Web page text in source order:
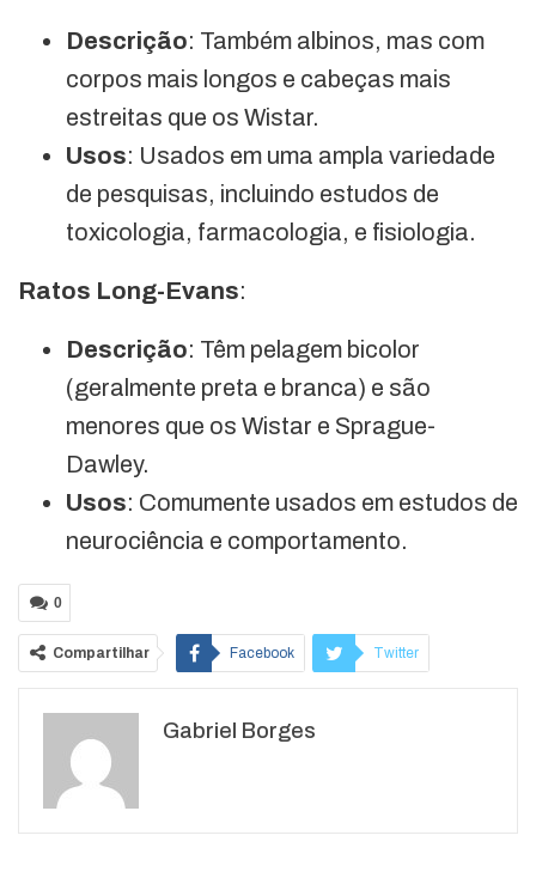
Descrição: Também albinos, mas com
corpos mais longos e cabeças mais
estreitas que os Wistar.
Usos: Usados em uma ampla variedade
de pesquisas, incluindo estudos de
toxicologia, farmacologia, e fisiologia.
Ratos Long-Evans:
Descrição: Têm pelagem bicolor
(geralmente preta e branca) e são
menores que os Wistar e Sprague-
Dawley.
Usos: Comumente usados em estudos de
neurociência e comportamento.
0
Compartilhar Facebook Twitter
WhatsApp
Gabriel Borges